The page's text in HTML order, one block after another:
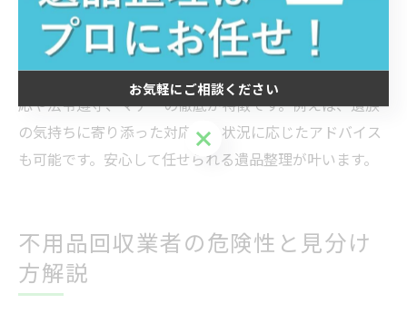
経験豊富なスタッフによる遺品整理の特徴
経験豊富なスタッフが担当することで、効率的かつトラ
ブルの少ない遺品整理が実現します。現場での柔軟な対
応や法令遵守、マナーの徹底が特徴です。例えば、遺族
の気持ちに寄り添った対応や、状況に応じたアドバイス
も可能です。安心して任せられる遺品整理が叶います。
不用品回収業者の危険性と見分け
方解説
お気軽にご相談ください
お気軽にご相談ください